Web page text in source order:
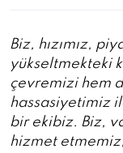
Biz, hızımız,
yükseltmekteki
çevremizi hem
hassasiyetimiz
bir ekibiz. Biz,
hizmet